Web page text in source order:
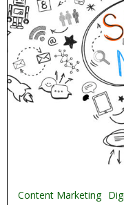
Content Marketing